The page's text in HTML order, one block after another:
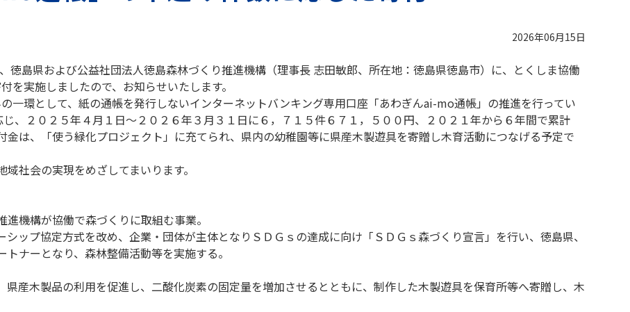
2026年06月15日
徳島県および公益社団法人徳島森林づくり推進機構（理事長 志田敏郎、所在地：徳島県徳島市）に、とくしま協働
を実施しましたので、お知らせいたします。
一環として、紙の通帳を発行しないインターネットバンキング専用口座「あわぎんai-mo通帳」の推進を行ってい
、２０２５年４月１日～２０２６年３月３１日に６，７１５件６７１，５００円、２０２１年から６年間で累計
は、「使う緑化プロジェクト」に充てられ、県内の幼稚園等に県産木製遊具を寄贈し木育活動につなげる予定で
社会の実現をめざしてまいります。
機構が協働で森づくりに取組む事業。
ップ協定方式を改め、企業・団体が主体となりＳＤＧｓの達成に向け「ＳＤＧｓ森づくり宣言」を行い、徳島県、
ナーとなり、森林整備活動等を実施する。
産木製品の利用を促進し、二酸化炭素の固定量を増加させるとともに、制作した木製遊具を保育所等へ寄贈し、木